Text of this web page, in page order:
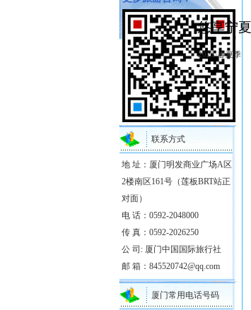
联系方式
地 址：厦门明发商业广场A区
2楼南区161号（莲板BRT站正
对面）
电 话：0592-2048000
传 真：0592-2026250
公 司: 厦门中国国际旅行社
邮 箱：845520742@qq.com
厦门常用电话号码
悠享宁夏
2023·春夏季